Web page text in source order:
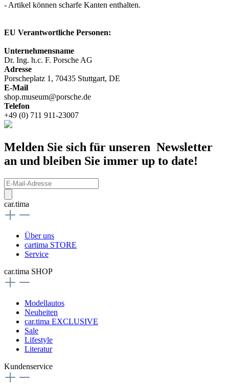
- Artikel können scharfe Kanten enthalten.
EU Verantwortliche Personen:
Unternehmensname
Dr. Ing. h.c. F. Porsche AG
Adresse
Porscheplatz 1, 70435 Stuttgart, DE
E-Mail
shop.museum@porsche.de
Telefon
+49 (0) 711 911-23007
Melden Sie sich für unseren Newsletter
an und bleiben Sie immer up to date!
car.tima
Über uns
cartima STORE
Service
car.tima SHOP
Modellautos
Neuheiten
car.tima EXCLUSIVE
Sale
Lifestyle
Literatur
Kundenservice